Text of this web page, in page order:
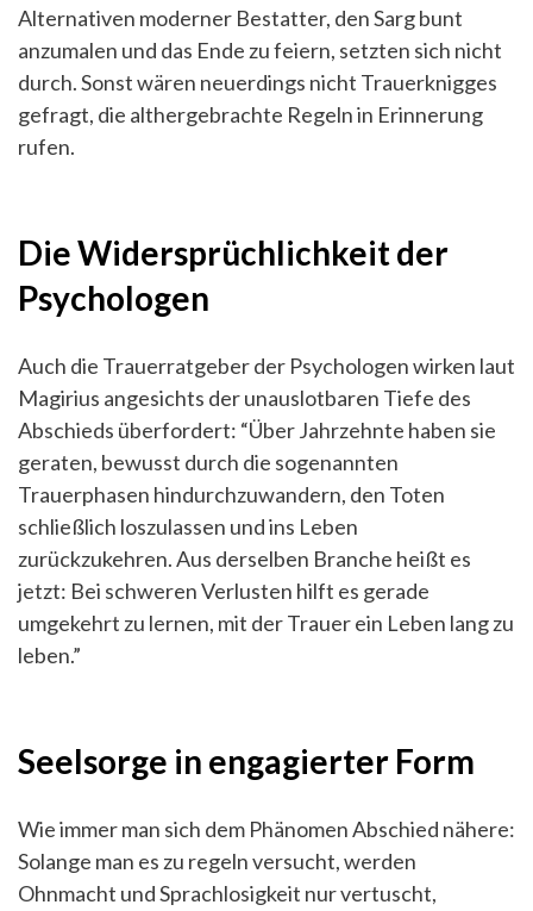
Alternativen moderner Bestatter, den Sarg bunt
anzumalen und das Ende zu feiern, setzten sich nicht
durch. Sonst wären neuerdings nicht Trauerknigges
gefragt, die althergebrachte Regeln in Erinnerung
rufen.
Die Widersprüchlichkeit der
Psychologen
Auch die Trauerratgeber der Psychologen wirken laut
Magirius angesichts der unauslotbaren Tiefe des
Abschieds überfordert: “Über Jahrzehnte haben sie
geraten, bewusst durch die sogenannten
Trauerphasen hindurchzuwandern, den Toten
schließlich loszulassen und ins Leben
zurückzukehren. Aus derselben Branche heißt es
jetzt: Bei schweren Verlusten hilft es gerade
umgekehrt zu lernen, mit der Trauer ein Leben lang zu
leben.”
Seelsorge in engagierter Form
Wie immer man sich dem Phänomen Abschied nähere:
Solange man es zu regeln versucht, werden
Ohnmacht und Sprachlosigkeit nur vertuscht,